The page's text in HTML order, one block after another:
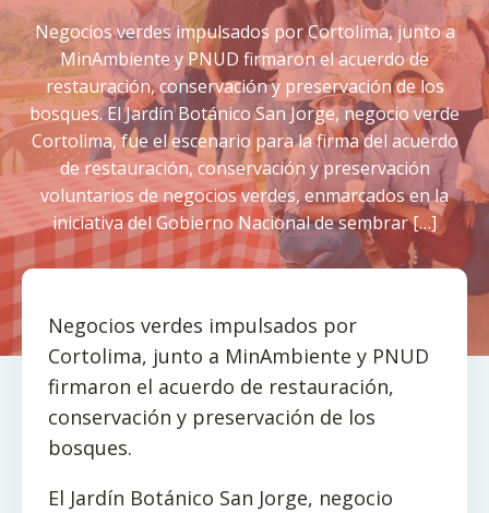
Negocios verdes impulsados por Cortolima, junto a
MinAmbiente y PNUD firmaron el acuerdo de
restauración, conservación y preservación de los
bosques. El Jardín Botánico San Jorge, negocio verde
Cortolima, fue el escenario para la firma del acuerdo
de restauración, conservación y preservación
voluntarios de negocios verdes, enmarcados en la
iniciativa del Gobierno Nacional de sembrar […]
Negocios verdes impulsados por
Cortolima, junto a MinAmbiente y PNUD
firmaron el acuerdo de restauración,
conservación y preservación de los
bosques.
El Jardín Botánico San Jorge, negocio